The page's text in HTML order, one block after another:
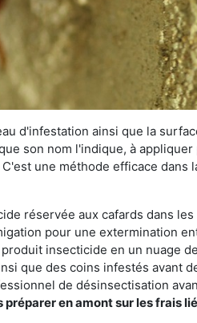
d'infestation ainsi que la
son nom l'indique, à
une méthode efficace dans
réservée aux cafards dans
pour une extermination
insecticide en un nuage
que des coins infestés avant
de désinsectisation
en amont sur les frais